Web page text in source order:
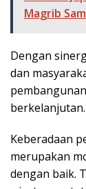
Magrib
Dengan
dan
berkelanjutan.
Keberadaan
merupakan
dengan baik.